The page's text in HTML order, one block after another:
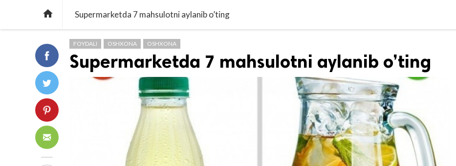
 Supermarketda 7 mahsulotni aylanib o’ting
FOYDALI OSHXONA OSHXONA
Supermarketda 7 mahsulotni aylanib o’ting